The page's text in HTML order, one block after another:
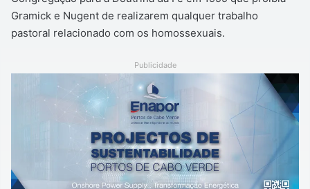
Gramick e Nugent de realizarem qualquer trabalho
pastoral relacionado com os homossexuais.
Publicidade